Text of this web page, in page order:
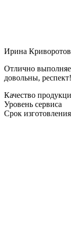
Ирина
Отлично
довольны,
Качество
Уровень сервиса
Срок изготовления